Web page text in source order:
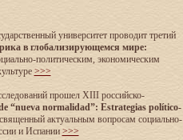
университет проводит третий
в глобализирующемся мире:
политическим, экономическим
>>>
прошел XIII российско-
“nueva normalidad”: Estrategias político-
актуальным вопросам социально-
и Испании >>>